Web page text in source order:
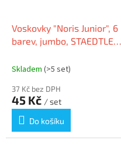
Voskovky "Noris Junior", 6
barev, jumbo, STAEDTLER
Skladem (>5 set)
37 Kč bez DPH
45 Kč / set
Do košíku